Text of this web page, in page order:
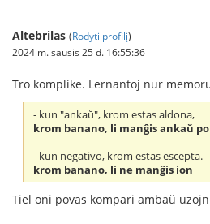
Altebrilas (Rodyti profilį)
2024 m. sausis 25 d. 16:55:36
Tro komplike. Lernantoj nur
- kun "ankaŭ", krom estas aldona,
krom banano, li manĝis ankaŭ
- kun negativo, krom estas escepta.
krom banano, li ne manĝis ion
Tiel oni povas kompari ambaŭ